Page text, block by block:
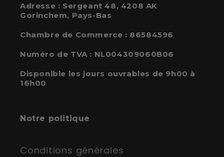
Adresse : Sergeant 48, 4208 AK
Gorinchem, Pays-Bas
Chambre de Commerce : 86584596
Numéro de TVA : NL004309060B06
Disponible les jours ouvrables de 9h00 à
16h00
Notre politique
Conditions générales